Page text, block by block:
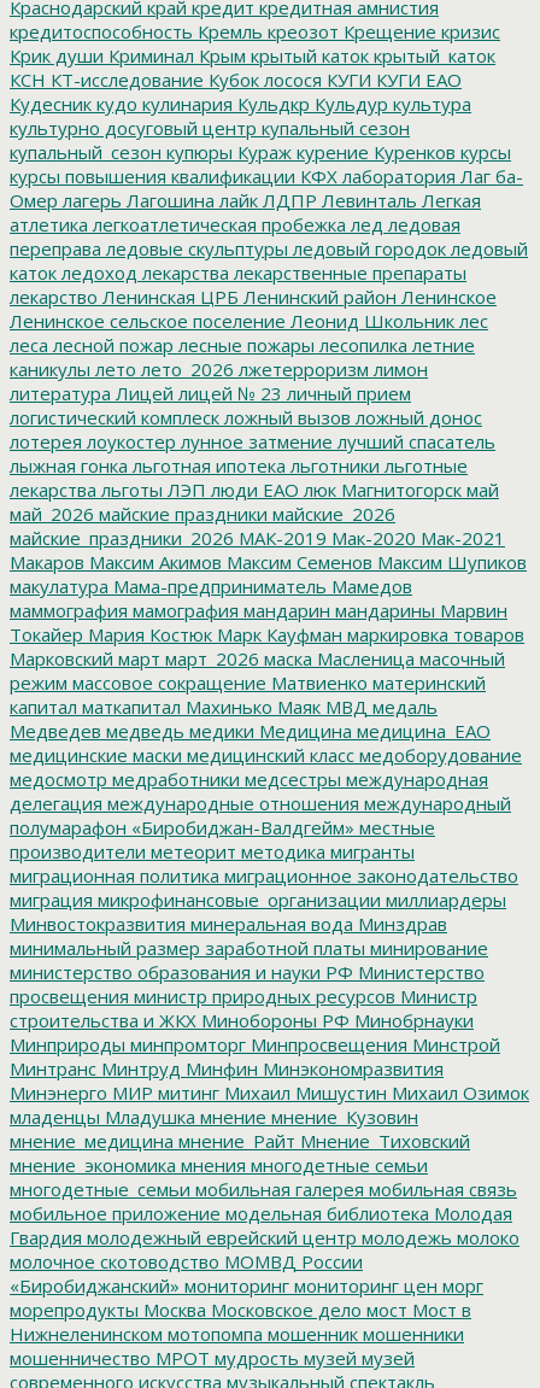
Краснодарский край кредит кредитная амнистия
кредитоспособность Кремль креозот Крещение кризис
Крик души Криминал Крым крытый каток крытый_каток
КСН КТ-исследование Кубок лосося КУГИ КУГИ ЕАО
Кудесник кудо кулинария Кульдкр Кульдур культура
культурно досуговый центр купальный сезон
купальный_сезон купюры Кураж курение Куренков курсы
курсы повышения квалификации КФХ лаборатория Лаг ба-
Омер лагерь Лагошина лайк ЛДПР Левинталь Легкая
атлетика легкоатлетическая пробежка лед ледовая
переправа ледовые скульптуры ледовый городок ледовый
каток ледоход лекарства лекарственные препараты
лекарство Ленинская ЦРБ Ленинский район Ленинское
Ленинское сельское поселение Леонид Школьник лес
леса лесной пожар лесные пожары лесопилка летние
каникулы лето лето_2026 лжетерроризм лимон
литература Лицей лицей № 23 личный прием
логистический комплеск ложный вызов ложный донос
лотерея лоукостер лунное затмение лучший спасатель
лыжная гонка льготная ипотека льготники льготные
лекарства льготы ЛЭП люди ЕАО люк Магнитогорск май
май_2026 майские праздники майские_2026
майские_праздники_2026 МАК-2019 Мак-2020 Мак-2021
Макаров Максим Акимов Максим Семенов Максим Шупиков
макулатура Мама-предприниматель Мамедов
маммография мамография мандарин мандарины Марвин
Токайер Мария Костюк Марк Кауфман маркировка товаров
Марковский март март_2026 маска Масленица масочный
режим массовое сокращение Матвиенко материнский
капитал маткапитал Махинько Маяк МВД медаль
Медведев медведь медики Медицина медицина_ЕАО
медицинские маски медицинский класс медоборудование
медосмотр медработники медсестры международная
делегация международные отношения международный
полумарафон «Биробиджан-Валдгейм» местные
производители метеорит методика мигранты
миграционная политика миграционное законодательство
миграция микрофинансовые_организации миллиардеры
Минвостокразвития минеральная вода Минздрав
минимальный размер заработной платы минирование
министерство образования и науки РФ Министерство
просвещения министр природных ресурсов Министр
строительства и ЖКХ Минобороны РФ Минобрнауки
Минприроды минпромторг Минпросвещения Минстрой
Минтранс Минтруд Минфин Минэкономразвития
Минэнерго МИР митинг Михаил Мишустин Михаил Озимок
младенцы Младушка мнение мнение_Кузовин
мнение_медицина мнение_Райт Мнение_Тиховский
мнение_экономика мнения многодетные семьи
многодетные_семьи мобильная галерея мобильная связь
мобильное приложение модельная библиотека Молодая
Гвардия молодежный еврейский центр молодежь молоко
молочное скотоводство МОМВД России
«Биробиджанский» мониторинг мониторинг цен морг
морепродукты Москва Московское дело мост Мост в
Нижнеленинском мотопомпа мошенник мошенники
мошенничество МРОТ мудрость музей музей
современного искусства музыкальный спектакль